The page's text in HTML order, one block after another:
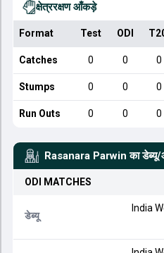
क्षेत्ररक्षण आँकड़े
Format Test ODI
Catches 0 0 0
Stumps 0 0 0
Run Outs 0 0 0
Rasanara Parwin का
ODI MATCHES
डेब्यू
India